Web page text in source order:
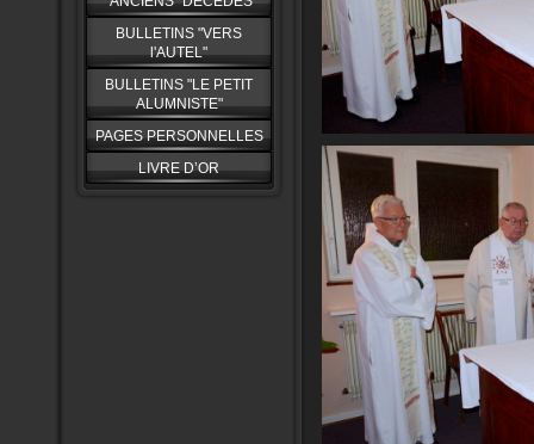
BULLETINS "VERS
l'AUTEL"
BULLETINS "LE PETIT
ALUMNISTE"
PAGES PERSONNELLES
LIVRE D’OR